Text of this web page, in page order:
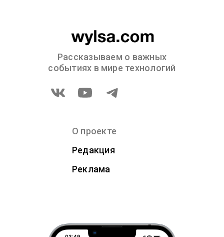
Рассказываем о важных
событиях в мире технологий
О проекте
Редакция
Реклама